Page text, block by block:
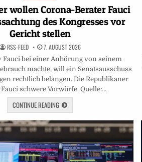
in
wollen Corona-Berater Fauci
des Kongresses vor
Gericht stellen
RSS-FEED 7. AUGUST 2026
Fauci bei einer Anhörung von seinem
machte, will ein Senatsausschuss
rechtlich belangen. Die Republikaner
schwere Vorwürfe. Quelle:…
CONTINUE READING